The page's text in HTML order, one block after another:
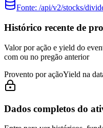
Fonte: /api/v2/stocks/
Histórico recente de
Valor por ação e yield do
com ou no pregão anterior
Provento por açãoYield na
Dados completos do